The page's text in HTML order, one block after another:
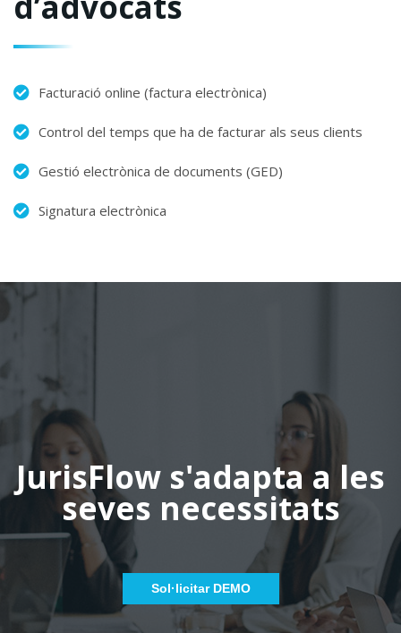
Facturació online (factura electrònica)​
Control del temps que ha de facturar als seus clients​
Gestió electrònica de documents (GED)​
Signatura electrònica​
JurisFlow s'adapta a les
seves necessitats
Sol·licitar DEMO​